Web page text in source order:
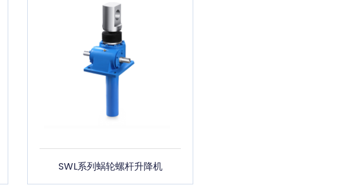
SWL系列蜗轮螺杆升降机